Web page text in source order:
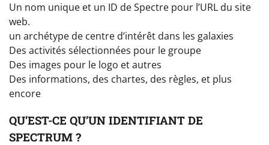
Un nom unique et un ID de Spectre pour l’URL du site
web.
un archétype de centre d’intérêt dans les galaxies
Des activités sélectionnées pour le groupe
Des images pour le logo et autres
Des informations, des chartes, des règles, et plus
encore
QU’EST-CE QU’UN IDENTIFIANT DE
SPECTRUM ?